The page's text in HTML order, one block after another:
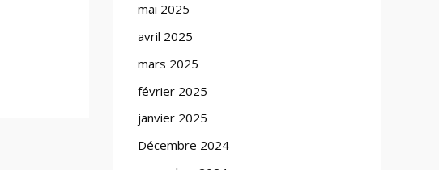
mai 2025
avril 2025
mars 2025
février 2025
janvier 2025
Décembre 2024